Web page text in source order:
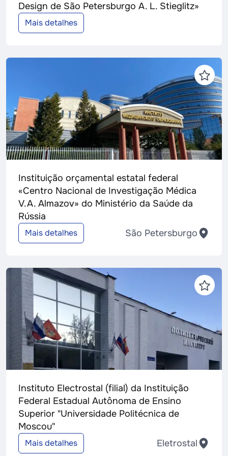
Design de São Petersburgo A. L. Stieglitz»
Mais detalhes
Instituição orçamental estatal federal
«Centro Nacional de Investigação Médica
V.A. Almazov» do Ministério da Saúde da
Rússia
Mais detalhes São Petersburgo
Instituto Electrostal (filial) da Instituição
Federal Estadual Autônoma de Ensino
Superior "Universidade Politécnica de
Moscou"
Mais detalhes Eletrostal